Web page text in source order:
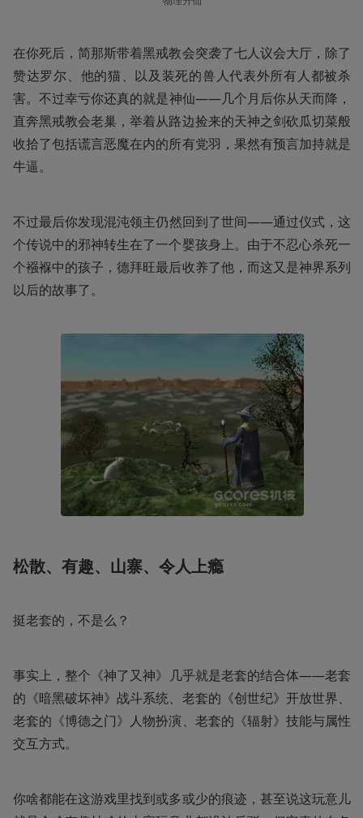
在你死后，简那斯带着黑戒教会突袭了七人议会大厅，除了
赞达罗尔、他的猫、以及装死的兽人代表外所有人都被杀
害。不过幸亏你还真的就是神仙——几个月后你从天而降，
直奔黑戒教会老巢，举着从路边捡来的天神之剑砍瓜切菜般
收拾了包括谎言恶魔在内的所有党羽，果然有预言加持就是
牛逼。
不过最后你发现混沌领主仍然回到了世间——通过仪式，这
个传说中的邪神转生在了一个婴孩身上。由于不忍心杀死一
个襁褓中的孩子，德拜旺最后收养了他，而这又是神界系列
以后的故事了。
松散、有趣、山寨、令人上瘾
挺老套的，不是么？
事实上，整个《神了又神》几乎就是老套的结合体——老套
的《暗黑破坏神》战斗系统、老套的《创世纪》开放世界、
老套的《博德之门》人物扮演、老套的《辐射》技能与属性
交互方式。
你啥都能在这游戏里找到或多或少的痕迹，甚至说这玩意儿